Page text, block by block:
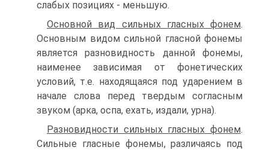
слабых позициях - меньшую.
Основной вид сильных гласных фонем.
Основным видом сильной гласной фонемы
является разновидность данной фонемы,
наименее зависимая от фонетических
условий, т.е. находящаяся под ударением в
начале слова перед твердым согласным
звуком (арка, оспа, ехать, издали, урна).
Разновидности сильных гласных фонем.
Сильные гласные фонемы, различаясь под